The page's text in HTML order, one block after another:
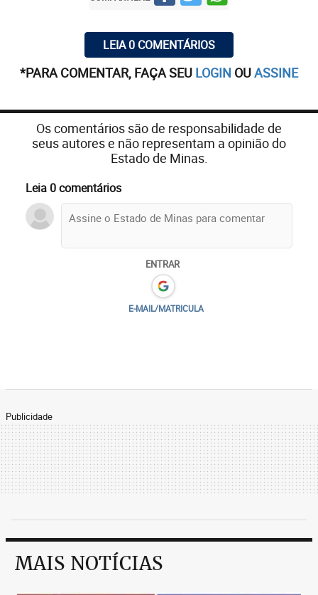
LEIA 0 COMENTÁRIOS
*PARA COMENTAR, FAÇA SEU LOGIN OUASSINE
Os comentários são de responsabilidade de
seus autores e não representam a opinião do
Estado de Minas.
Leia 0 comentários
ENTRAR
E-MAIL/MATRICULA
Publicidade
MAIS NOTÍCIAS